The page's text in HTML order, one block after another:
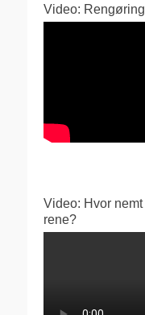
Video:
Video: Hvor
rene?